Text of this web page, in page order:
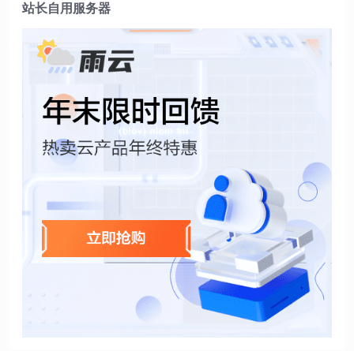
站长自用服务器